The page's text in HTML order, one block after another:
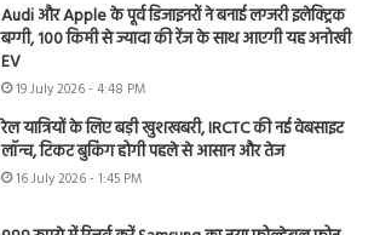
Audi और Apple के पूर्व डिजाइनरों ने बनाई लग्जरी इलेक्ट्रिक
बग्गी, 100 किमी से ज्यादा की रेंज के साथ आएगी यह अनोखी
EV
19 July 2026 - 4:48 PM
रेल यात्रियों के लिए बड़ी खुशखबरी, IRCTC की नई वेबसाइट
लॉन्च, टिकट बुकिंग होगी पहले से आसान और तेज
16 July 2026 - 1:45 PM